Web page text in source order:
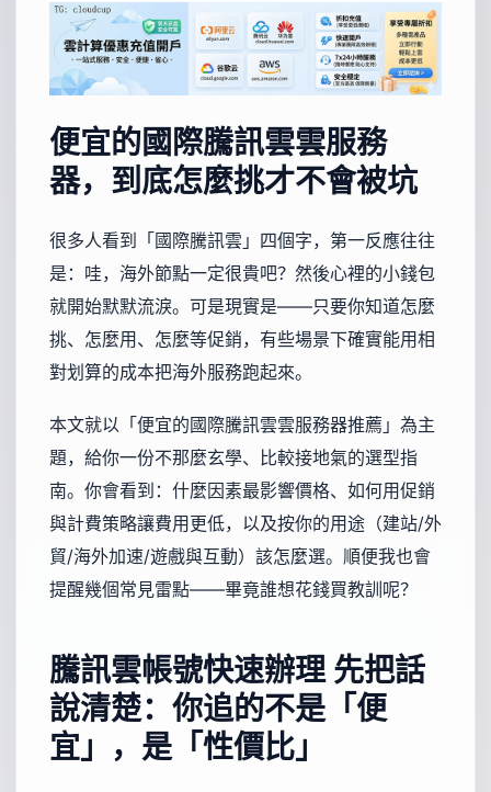
便宜的國際騰訊雲雲服務
器，到底怎麼挑才不會被坑
很多人看到「國際騰訊雲」四個字，第一反應往往
是：哇，海外節點一定很貴吧？然後心裡的小錢包
就開始默默流淚。可是現實是——只要你知道怎麼
挑、怎麼用、怎麼等促銷，有些場景下確實能用相
對划算的成本把海外服務跑起來。
本文就以「便宜的國際騰訊雲雲服務器推薦」為主
題，給你一份不那麼玄學、比較接地氣的選型指
南。你會看到：什麼因素最影響價格、如何用促銷
與計費策略讓費用更低，以及按你的用途（建站/外
貿/海外加速/遊戲與互動）該怎麼選。順便我也會
提醒幾個常見雷點——畢竟誰想花錢買教訓呢？
騰訊雲帳號快速辦理先把話
說清楚：你追的不是「便
宜」，是「性價比」